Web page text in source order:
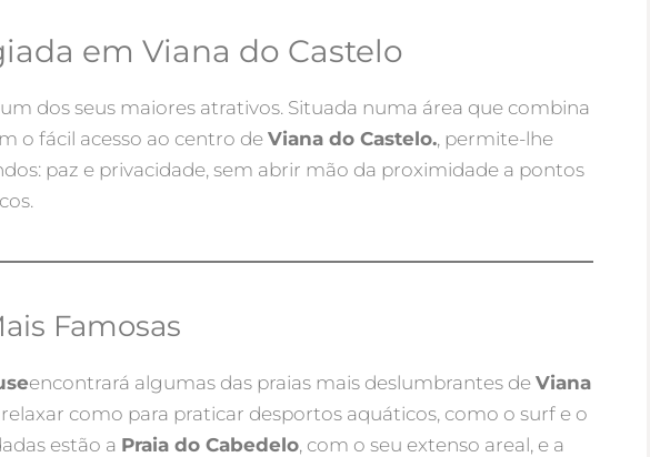
em Viana do Castelo
dos seus maiores atrativos. Situada numa área que combina
o fácil acesso ao centro de Viana do Castelo., permite-lhe
paz e privacidade, sem abrir mão da proximidade a pontos
Famosas
encontrará algumas das praias mais deslumbrantes de Viana
como para praticar desportos aquáticos, como o surf e o
estão a Praia do Cabedelo, com o seu extenso areal, e a